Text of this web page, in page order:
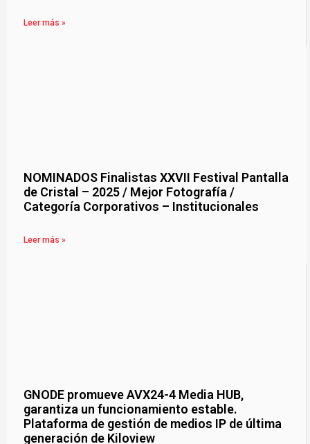
Leer más »
NOMINADOS Finalistas XXVII Festival Pantalla
de Cristal – 2025 / Mejor Fotografía /
Categoría Corporativos – Institucionales
Leer más »
GNODE promueve AVX24-4 Media HUB,
garantiza un funcionamiento estable.
Plataforma de gestión de medios IP de última
generación de Kiloview